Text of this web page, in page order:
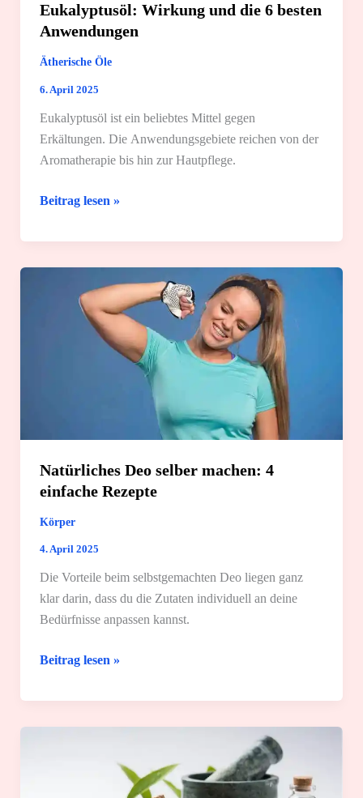
Eukalyptusöl: Wirkung und die 6 besten
Anwendungen
Ätherische Öle
6. April 2025
Eukalyptusöl ist ein beliebtes Mittel gegen
Erkältungen. Die Anwendungsgebiete reichen von der
Aromatherapie bis hin zur Hautpflege.
Eukalyptusöl:
und
Anwendungen
Beitrag lesen »
Natürliches Deo selber machen: 4
einfache Rezepte
Körper
4. April 2025
Die Vorteile beim selbstgemachten Deo liegen ganz
klar darin, dass du die Zutaten individuell an deine
Bedürfnisse anpassen kannst.
Natürliches
selber
Beitrag lesen »